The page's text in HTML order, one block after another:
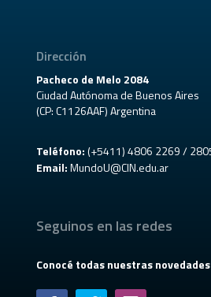
Dirección
Pacheco de Melo 2084
Ciudad Autónoma de Buenos Aires
(CP: C1126AAF) Argentina
Teléfono:(+5411) 4806 2269 /
Email: MundoU@CIN.edu.ar
Seguinos en las redes
Conocé todas nuestras novedades